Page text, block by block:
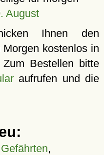
August
Ihnen den
Morgen kostenlos in
Bestellen bitte
aufrufen und die
,